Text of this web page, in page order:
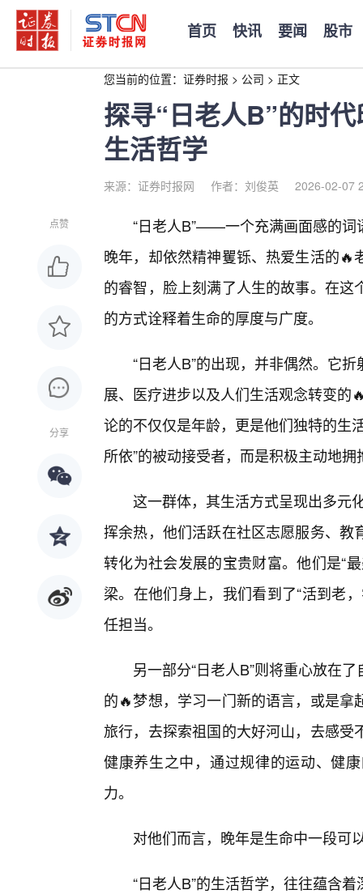
首页 快讯 要闻 股市
您当前的位置： 证券时报 > 公司 > 正文
探寻“日老人B”的时
生活哲学
来源：证券时报网 作者：刘俊英 2026-02-07
点赞
分享
“日老人B”——一个充满画面感的词
晚年，却依然精神矍铄、热爱生活的
的睿智，脸上刻满了人生的故事。在
的方式诠释着生命的厚度与广度。
“日老人B”的出现，并非偶然。它
展、医疗进步以及人们生活观念转变的
论的不仅仅是年龄，更是他们独特的生
所依”的被动接受者，而是积极主动地
这一群体，其生活方式呈现出多元
挥余热，他们活跃在社区志愿服务、
转化为社会发展的宝贵财富。他们是“
梁。在他们身上，我们看到了“活到老
任担当。
另一部分“日老人B”则将重心放在
的🔥梦想，学习一门新的语言，或是
旅行，去探索祖国的大好河山，去感
健康养生之中，通过规律的运动、健
力。
对他们而言，晚年是生命中一段可
“日老人B”的生活哲学，往往蕴含